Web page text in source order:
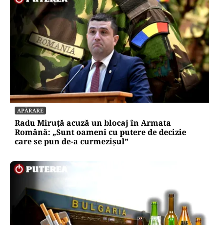
APĂRARE
Radu Miruță acuză un blocaj în Armata
Română: „Sunt oameni cu putere de decizie
care se pun de-a curmezișul”